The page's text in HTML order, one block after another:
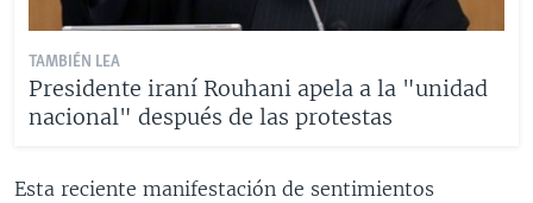
TAMBIÉN LEA
Presidente iraní Rouhani apela a la "unidad
nacional" después de las protestas
Esta reciente manifestación de sentimientos